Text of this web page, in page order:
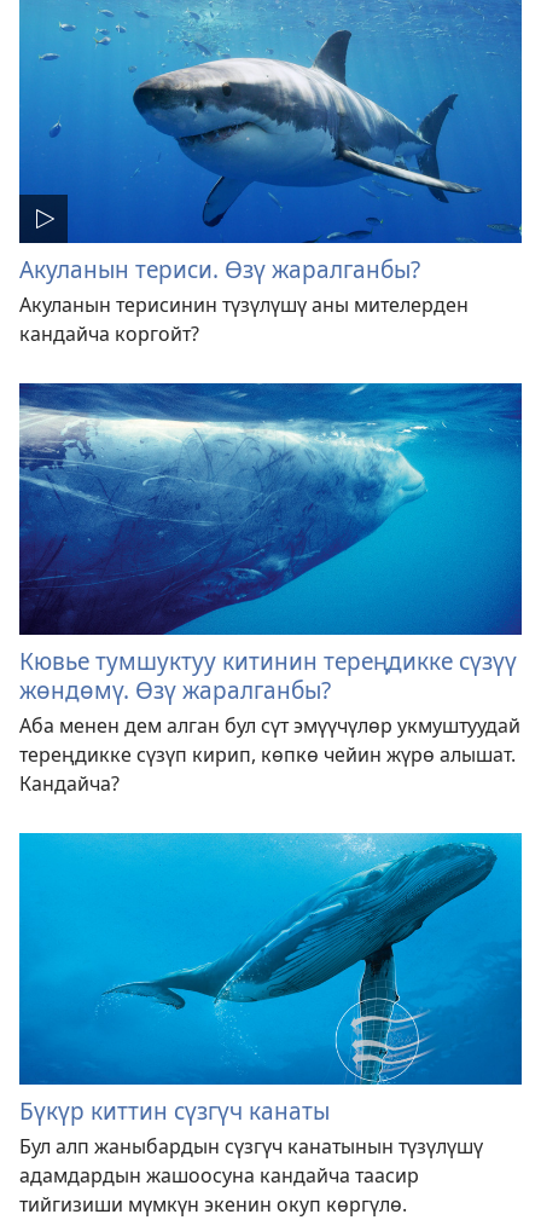
Акуланын териси. Өзү жаралганбы?
Акуланын терисинин түзүлүшү аны мителерден
кандайча коргойт?
Кювье тумшуктуу китинин тереңдикке сүзүү
жөндөмү. Өзү жаралганбы?
Аба менен дем алган бул сүт эмүүчүлөр укмуштуудай
тереңдикке сүзүп кирип, көпкө чейин жүрө алышат.
Кандайча?
Бүкүр киттин сүзгүч канаты
Бул алп жаныбардын сүзгүч канатынын түзүлүшү
адамдардын жашоосуна кандайча таасир
тийгизиши мүмкүн экенин окуп көргүлө.